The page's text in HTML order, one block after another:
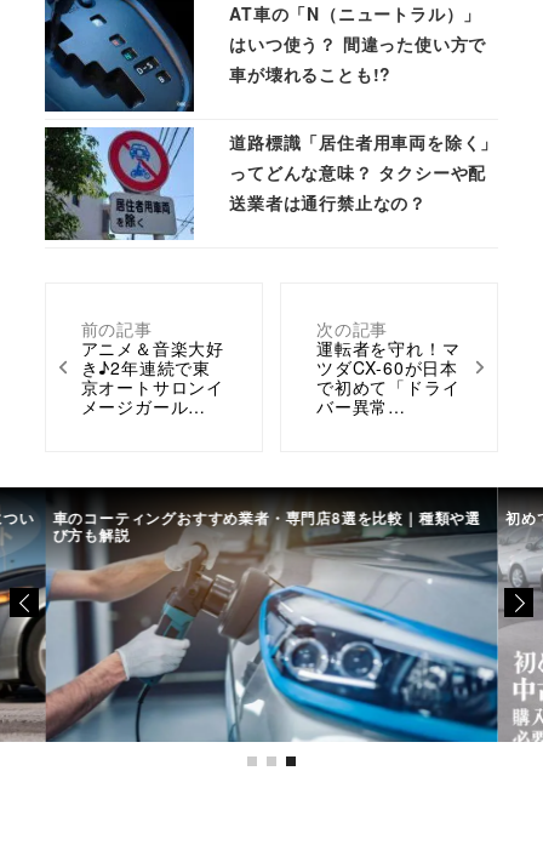
前の記事
アニメ＆音楽大好
き♪2年連続で東
京オートサロンイ
メージガール…
次の記事
運転者を守れ！マ
ツダCX-60が日本
で初めて「ドライ
バー異常…
AT車の「N（ニュートラル）」
はいつ使う？ 間違った使い方で
車が壊れることも!?
道路標識「居住者用車両を除く」
ってどんな意味？ タクシーや配
送業者は通行禁止なの？
い 車のコーティングおすすめ業者・専門店8選を比較｜種類や選
び方も解説
初め